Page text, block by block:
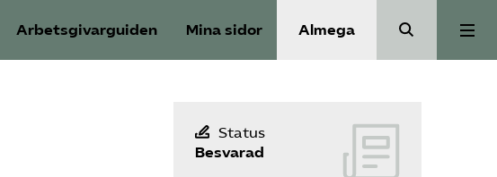
Arbetsgivarguiden Mina sidor Almega
Valmanifest
Status
Besvarad